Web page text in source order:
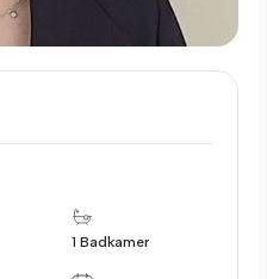
1 Badkamer